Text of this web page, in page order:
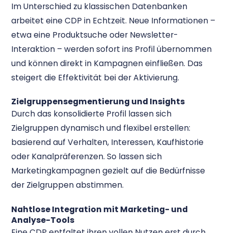
Im Unterschied zu klassischen Datenbanken
arbeitet eine CDP in Echtzeit. Neue Informationen –
etwa eine Produktsuche oder Newsletter-
Interaktion – werden sofort ins Profil übernommen
und können direkt in Kampagnen einfließen. Das
steigert die Effektivität bei der Aktivierung.
Zielgruppensegmentierung und Insights
Durch das konsolidierte Profil lassen sich
Zielgruppen dynamisch und flexibel erstellen:
basierend auf Verhalten, Interessen, Kaufhistorie
oder Kanalpräferenzen. So lassen sich
Marketingkampagnen gezielt auf die Bedürfnisse
der Zielgruppen abstimmen.
Nahtlose Integration mit Marketing- und
Analyse-Tools